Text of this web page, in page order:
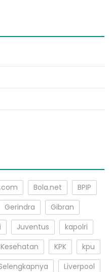
Bola.net
BPIP
Gerindra
Gibran
Juventus
kapolri
Kesehatan KPK
kpu
Liverpool